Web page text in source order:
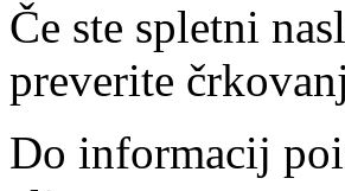
Če ste spletni
preverite
Do informacij